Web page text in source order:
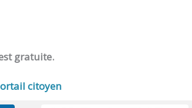
gratuite.
citoyen